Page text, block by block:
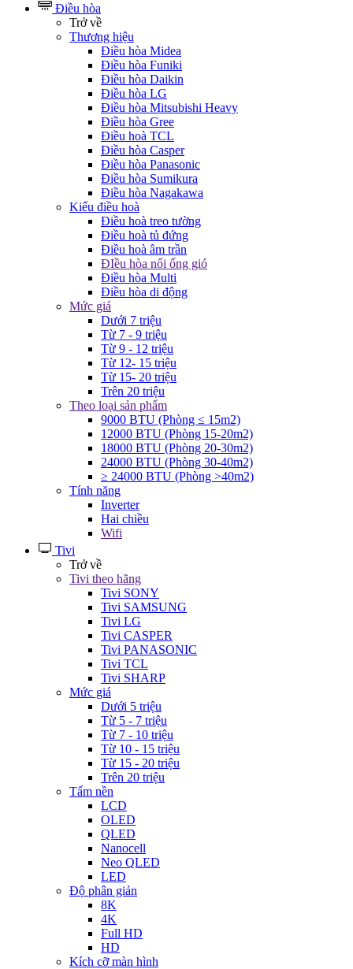
Điều hòa
Trở về
Thương hiệu
Điều hòa Midea
Điều hòa Funiki
Điều hòa Daikin
Điều hòa LG
Điều hòa Mitsubishi Heavy
Điều hòa Gree
Điều hoà TCL
Điều hòa Casper
Điều hòa Panasonic
Điều hòa Sumikura
Điều hòa Nagakawa
Kiểu điều hoà
Điều hoà treo tường
Điều hoà tủ đứng
Điều hoà âm trần
ĐIều hòa nối ống gió
Điều hòa Multi
Điều hòa di động
Mức giá
Dưới 7 triệu
Từ 7 - 9 triệu
Từ 9 - 12 triệu
Từ 12- 15 triệu
Từ 15- 20 triệu
Trên 20 triệu
Theo loại sản phẩm
9000 BTU (Phòng ≤ 15m2)
12000 BTU (Phòng 15-20m2)
18000 BTU (Phòng 20-30m2)
24000 BTU (Phòng 30-40m2)
≥ 24000 BTU (Phòng >40m2)
Tính năng
Inverter
Hai chiều
Wifi
Tivi
Trở về
Tivi theo hãng
Tivi SONY
Tivi SAMSUNG
Tivi LG
Tivi CASPER
Tivi PANASONIC
Tivi TCL
Tivi SHARP
Mức giá
Dưới 5 triệu
Từ 5 - 7 triệu
Từ 7 - 10 triệu
Từ 10 - 15 triệu
Từ 15 - 20 triệu
Trên 20 triệu
Tấm nền
LCD
OLED
QLED
Nanocell
Neo QLED
LED
Độ phân giản
8K
4K
Full HD
HD
Kích cỡ màn hình